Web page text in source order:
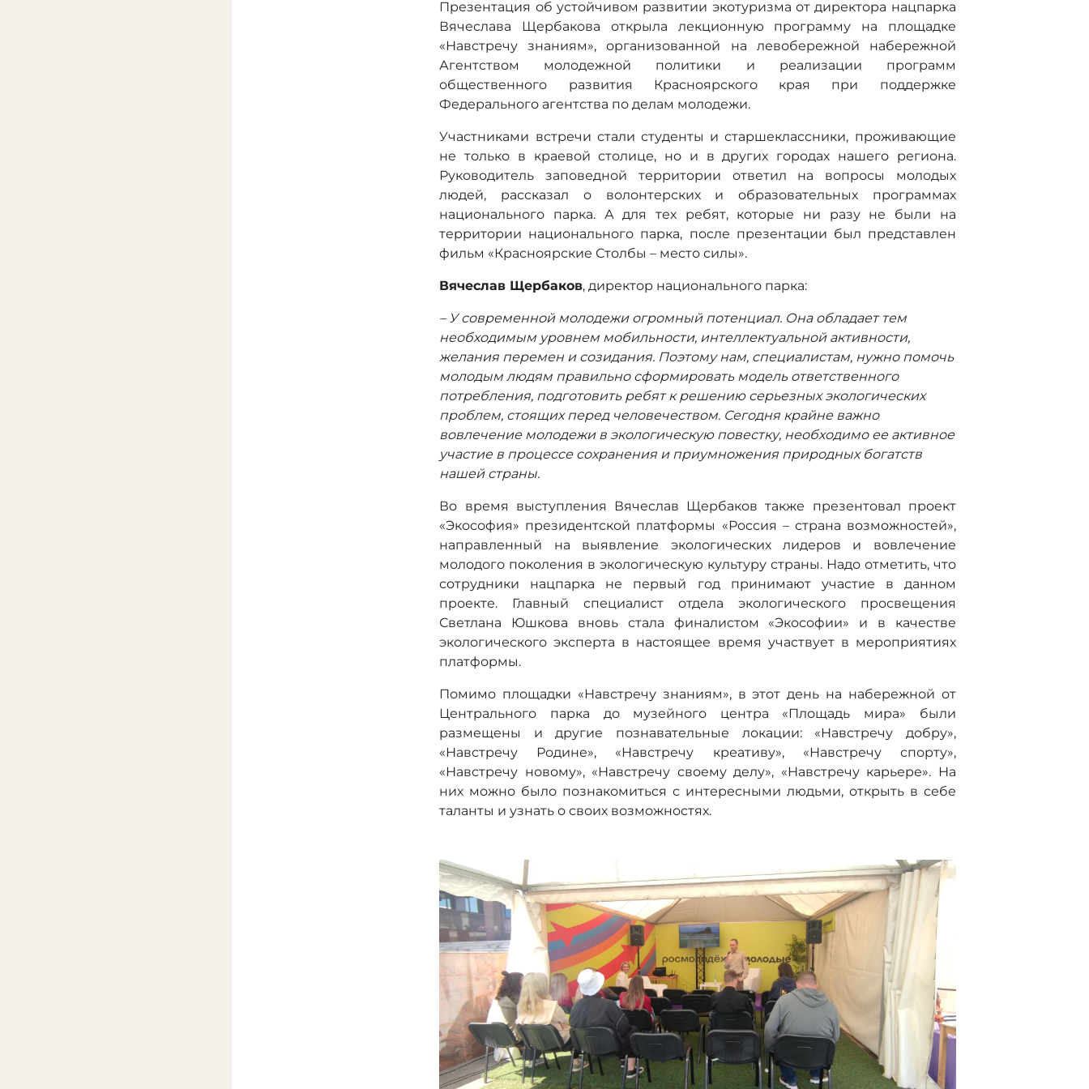
Презентация об устойчивом развитии экотуризма от директора нацпарка
Вячеслава Щербакова открыла лекционную программу на площадке
«Навстречу знаниям», организованной на левобережной набережной
Агентством молодежной политики и реализации программ
общественного развития Красноярского края при поддержке
Федерального агентства по делам молодежи.
Участниками встречи стали студенты и старшеклассники, проживающие
не только в краевой столице, но и в других городах нашего региона.
Руководитель заповедной территории ответил на вопросы молодых
людей, рассказал о волонтерских и образовательных программах
национального парка. А для тех ребят, которые ни разу не были на
территории национального парка, после презентации был представлен
фильм «Красноярские Столбы – место силы».
Вячеслав Щербаков, директор национального парка:
– У современной молодежи огромный потенциал. Она обладает тем
необходимым уровнем мобильности, интеллектуальной активности,
желания перемен и созидания. Поэтому нам, специалистам, нужно помочь
молодым людям правильно сформировать модель ответственного
потребления, подготовить ребят к решению серьезных экологических
проблем, стоящих перед человечеством. Сегодня крайне важно
вовлечение молодежи в экологическую повестку, необходимо ее активное
участие в процессе сохранения и приумножения природных богатств
нашей страны.
Во время выступления Вячеслав Щербаков также презентовал проект
«Экософия» президентской платформы «Россия – страна возможностей»,
направленный на выявление экологических лидеров и вовлечение
молодого поколения в экологическую культуру страны. Надо отметить, что
сотрудники нацпарка не первый год принимают участие в данном
проекте. Главный специалист отдела экологического просвещения
Светлана Юшкова вновь стала финалистом «Экософии» и в качестве
экологического эксперта в настоящее время участвует в мероприятиях
платформы.
Помимо площадки «Навстречу знаниям», в этот день на набережной от
Центрального парка до музейного центра «Площадь мира» были
размещены и другие познавательные локации: «Навстречу добру»,
«Навстречу Родине», «Навстречу креативу», «Навстречу спорту»,
«Навстречу новому», «Навстречу своему делу», «Навстречу карьере». На
них можно было познакомиться с интересными людьми, открыть в себе
таланты и узнать о своих возможностях.